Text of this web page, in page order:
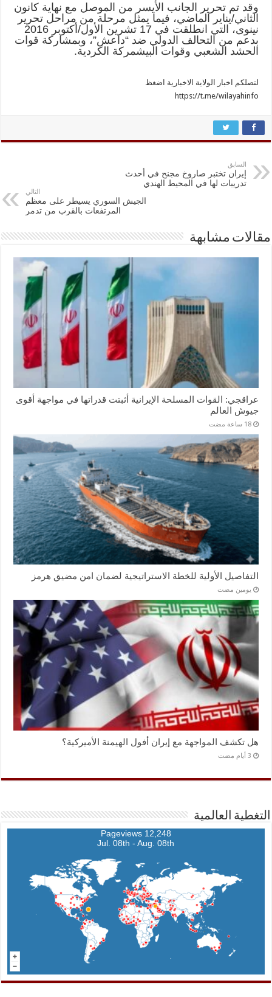
وقد تم تحرير الجانب الأيسر من الموصل مع نهاية كانون
الثاني/يناير الماضي، فيما يمثل مرحلة من مراحل تحرير
نينوى، التي انطلقت في 17 تشرين الأول/أكتوبر 2016
بدعم من التحالف الدولي ضد “داعش”، وبمشاركة قوات
الحشد الشعبي وقوات البيشمركة الكردية.
لتصلكم اخبار الولاية الاخبارية اضغظ
https://t.me/wilayahinfo
السابق
إيران تختبر صاروخ مجنح في أحدث
تدريبات لها في المحيط الهندي
التالي
الجيش السوري يسيطر على معظم
المرتفعات بالقرب من تدمر
مقالات مشابهة
عراقجي: القوات المسلحة الإيرانية أثبتت قدراتها في مواجهة أقوى
جيوش العالم
‏18 ساعة مضت
التفاصيل الأولية للخطة الاستراتيجية لضمان امن مضيق هرمز
‏يومين مضت
هل تكشف المواجهة مع إيران أفول الهيمنة الأميركية؟
التغطية العالمية
12,248 Pageviews
Jul. 08th - Aug. 08th